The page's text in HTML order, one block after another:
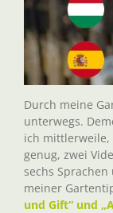
Durch meine
unterwegs.
ich mittlerweile,
genug, zwei
sechs
meiner
und Gift“ und